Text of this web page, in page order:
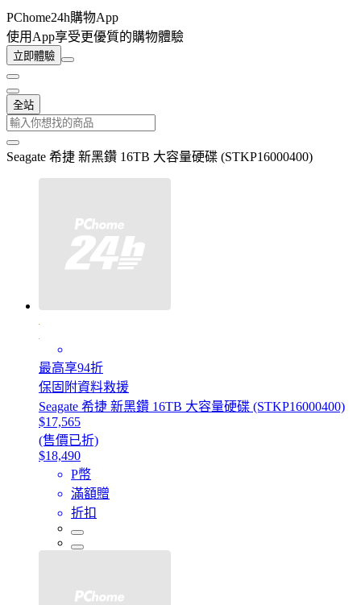
PChome24h購物App
使用App享受更優質的購物體驗
立即體驗
全站
Seagate 希捷 新黑鑽 16TB 大容量硬碟 (STKP16000400)
最高享94折
保固附資料救援
Seagate 希捷 新黑鑽 16TB 大容量硬碟 (STKP16000400)
$17,565
(售價已折)
$18,490
P幣
滿額贈
折扣